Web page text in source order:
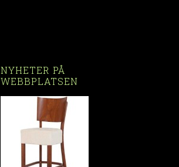
NYHETER PÅ
WEBBPLATSEN